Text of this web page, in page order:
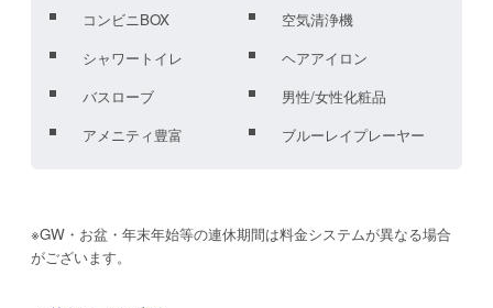
コンビニBOX
空気清浄機
シャワートイレ
ヘアアイロン
バスローブ
男性/女性化粧品
アメニティ豊富
ブルーレイプレーヤー
※GW・お盆・年末年始等の連休期間は料金システムが異なる場合